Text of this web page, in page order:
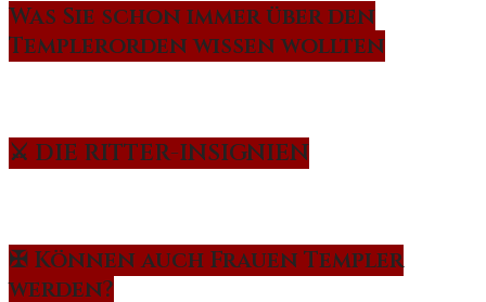
Was Sie schon immer über den
Templerorden wissen wollten
⚔️ DIE RITTER-INSIGNIEN
✠ Können auch Frauen Templer
werden?